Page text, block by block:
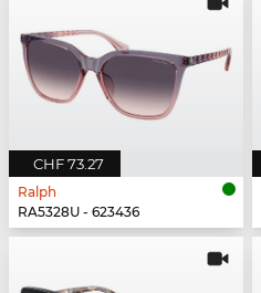
CHF 73.27
Ralph
RA5328U - 623436